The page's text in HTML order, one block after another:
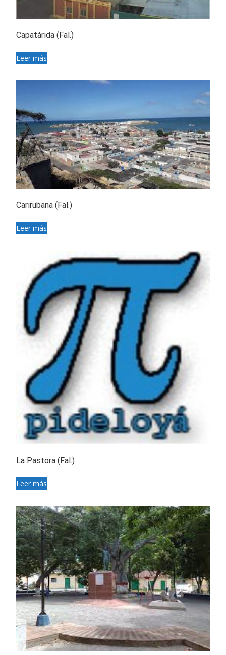
Capatárida (Fal.)
Leer más
Carirubana (Fal.)
Leer más
La Pastora (Fal.)
Leer más